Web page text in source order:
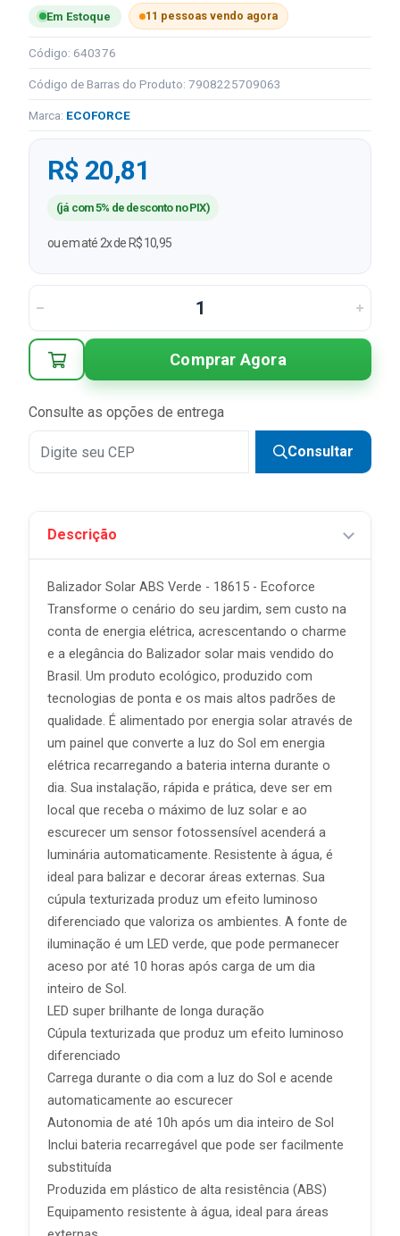
Em Estoque 11 pessoas vendo agora
Código: 640376
Código de Barras do Produto: 7908225709063
Marca: ECOFORCE
R$ 20,81
(já com 5% de desconto no PIX)
ou em até 2x de R$ 10,95
Comprar Agora
Consulte as opções de entrega
Consultar
Descrição
Balizador Solar ABS Verde - 18615 - Ecoforce
Transforme o cenário do seu jardim, sem custo na
conta de energia elétrica, acrescentando o charme
e a elegância do Balizador solar mais vendido do
Brasil. Um produto ecológico, produzido com
tecnologias de ponta e os mais altos padrões de
qualidade. É alimentado por energia solar através de
um painel que converte a luz do Sol em energia
elétrica recarregando a bateria interna durante o
dia. Sua instalação, rápida e prática, deve ser em
local que receba o máximo de luz solar e ao
escurecer um sensor fotossensível acenderá a
luminária automaticamente. Resistente à água, é
ideal para balizar e decorar áreas externas. Sua
cúpula texturizada produz um efeito luminoso
diferenciado que valoriza os ambientes. A fonte de
iluminação é um LED verde, que pode permanecer
aceso por até 10 horas após carga de um dia
inteiro de Sol.
LED super brilhante de longa duração
Cúpula texturizada que produz um efeito luminoso
diferenciado
Carrega durante o dia com a luz do Sol e acende
automaticamente ao escurecer
Autonomia de até 10h após um dia inteiro de Sol
Inclui bateria recarregável que pode ser facilmente
substituída
Produzida em plástico de alta resistência (ABS)
Equipamento resistente à água, ideal para áreas